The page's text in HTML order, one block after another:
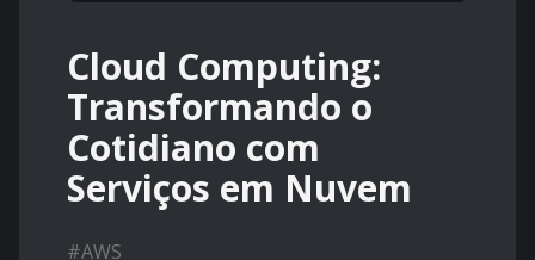
Cloud Computing:
Transformando o
Cotidiano com
Serviços em Nuvem
#AWS